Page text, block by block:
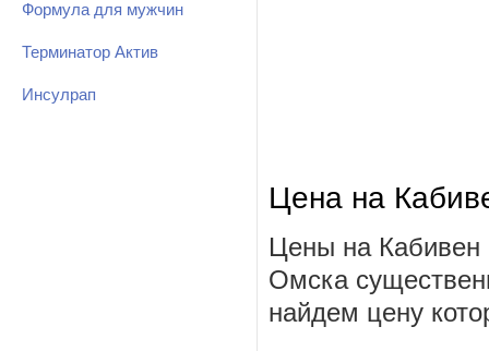
Формула для мужчин
Терминатор Актив
Инсулрап
Цена на
Цены на Кабивен
Омска
найдем цену